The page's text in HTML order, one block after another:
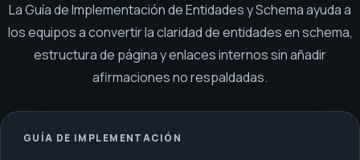
La Guía de Implementación de Entidades y Schema ayuda a
los equipos a convertir la claridad de entidades en schema,
estructura de página y enlaces internos sin añadir
afirmaciones no respaldadas.
GUÍA DE IMPLEMENTACIÓN